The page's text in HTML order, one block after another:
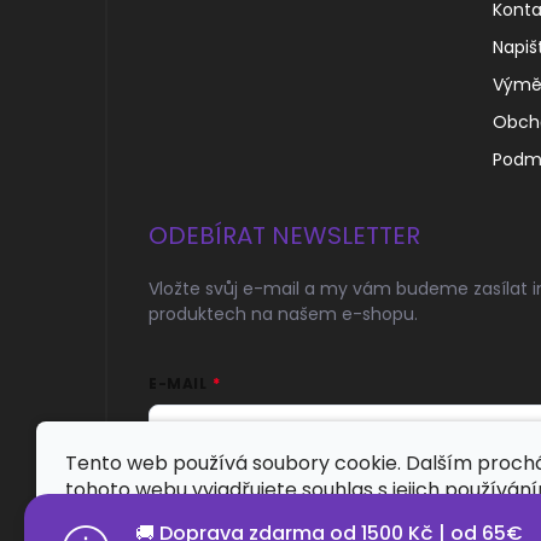
Tento web používá soubory cookie. Dalším
tohoto webu vyjadřujete souhlas s jejich
🚚 Doprava zdarma od 1500 Kč | od 65€
ODEBÍRAT NEWSLETTER
Vložte svůj e-mail a my vám budeme zasílat
produktech na našem e-shopu.
Přihlásit se